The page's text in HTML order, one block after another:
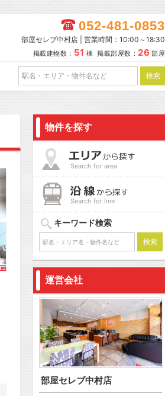
052-481-0853
部屋セレブ中村店 | 営業時間：10:00～18:30
掲載建物数： 51 棟 掲載部屋数： 26 部屋
物件を探す
Search for area
Search for line
キーワード検索
運営会社
部屋セレブ中村店